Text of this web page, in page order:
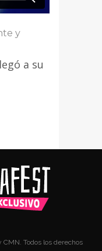
y
a su
Todos los derechos